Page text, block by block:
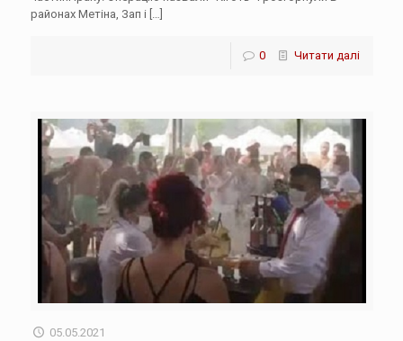
районах Метіна, Зап і […]
0 Читати далі
05.05.2021